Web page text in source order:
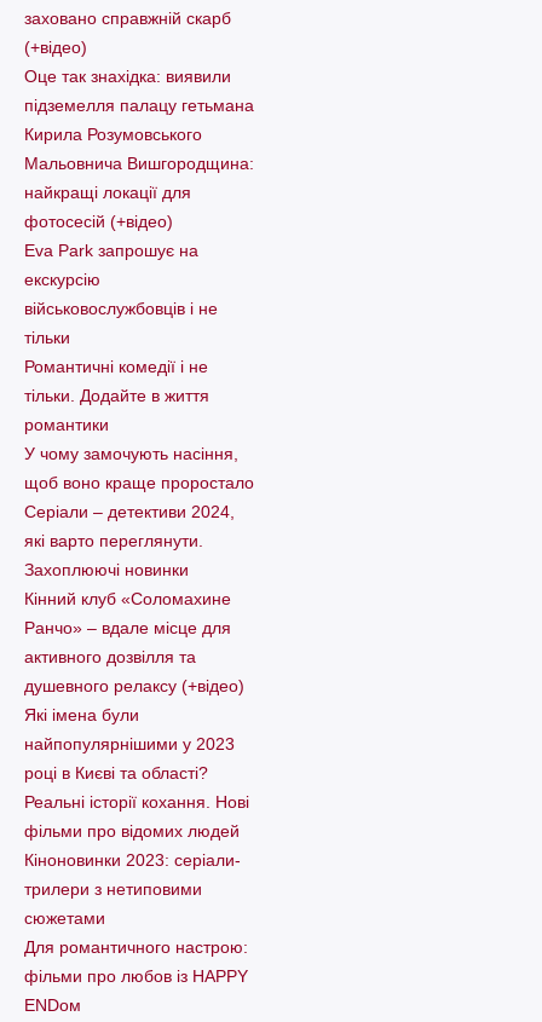
заховано справжній скарб
(+відео)
Оце так знахідка: виявили
підземелля палацу гетьмана
Кирила Розумовського
Мальовнича Вишгородщина:
найкращі локації для
фотосесій (+відео)
Eva Park запрошує на
екскурсію
військовослужбовців і не
тільки
Романтичні комедії і не
тільки. Додайте в життя
романтики
У чому замочують насіння,
щоб воно краще проростало
Серіали – детективи 2024,
які варто пеpеглянути.
Захоплюючі новинки
Кінний клуб «Соломахине
Ранчо» – вдале місце для
активного дозвілля та
душевного релаксу (+відео)
Які імена були
найпопулярнішими у 2023
році в Києві та області?
Реальні історії кохання. Нові
фільми про відомих людей
Кіноновинки 2023: серіали-
трилери з нетиповими
сюжетами
Для романтичного настрою:
фільми про любов із HAPPY
ENDом